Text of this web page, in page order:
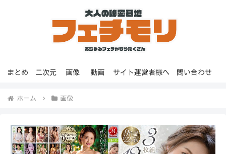
まとめ 二次元 画像 動画 サイト運営者様へ 問い合わせ
ホーム 画像